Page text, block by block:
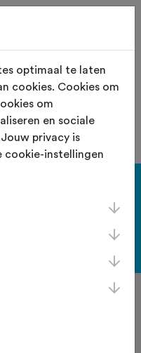
"107050"
optimaal te laten
cookies. Cookies om
om
en sociale
privacy is
cookie-instellingen